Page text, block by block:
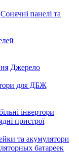
Сонячні панелі та
Джерело
для ДБЖ
інвертори
пристрої
та акумулятори